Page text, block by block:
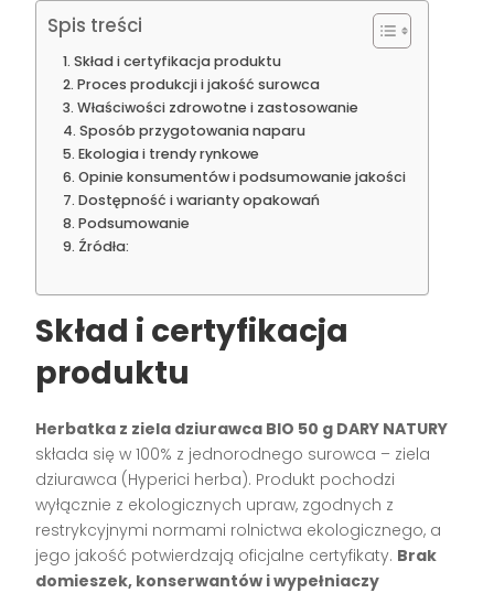
Spis treści
Skład i certyfikacja produktu
Proces produkcji i jakość surowca
Właściwości zdrowotne i zastosowanie
Sposób przygotowania naparu
Ekologia i trendy rynkowe
Opinie konsumentów i podsumowanie jakości
Dostępność i warianty opakowań
Podsumowanie
Źródła:
Skład i certyfikacja
produktu
Herbatka z ziela dziurawca BIO 50 g DARY NATURY
składa się w 100% z jednorodnego surowca – ziela
dziurawca (Hyperici herba). Produkt pochodzi
wyłącznie z ekologicznych upraw, zgodnych z
restrykcyjnymi normami rolnictwa ekologicznego, a
jego jakość potwierdzają oficjalne certyfikaty. Brak
domieszek, konserwantów i wypełniaczy